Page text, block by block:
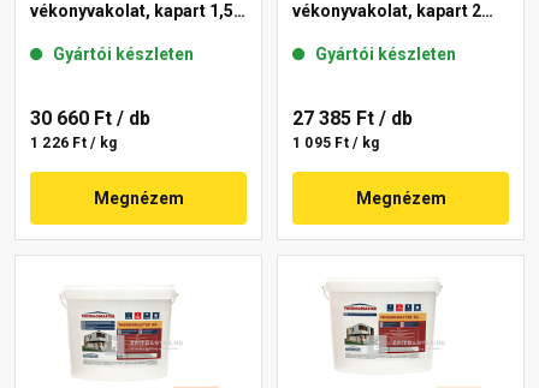
vékonyvakolat, kapart 1,5
Gyártói készleten
30 660 Ft / db
1 226 Ft / kg
Megnézem
vékonyvakolat, kapart 2
Gyártói készleten
27 385 Ft / db
1 095 Ft / kg
Megnézem